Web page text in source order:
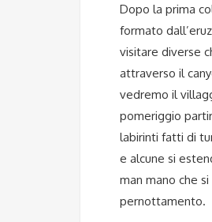
Dopo la prima
formato
visitare diverse
attraverso il
vedremo il
pomeriggio
labirinti fatti di
e alcune si
man mano che
pernottamento.